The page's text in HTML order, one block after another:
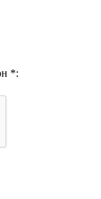
*: